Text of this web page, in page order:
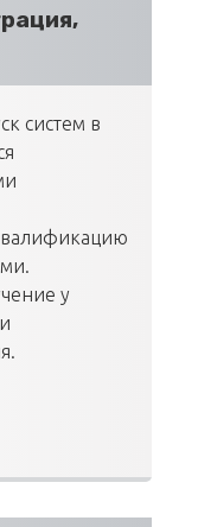
систем в
у